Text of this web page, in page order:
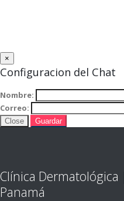
×
Configuracion del Chat
Nombre:
Correo:
Close Guardar
Clínica
Panamá